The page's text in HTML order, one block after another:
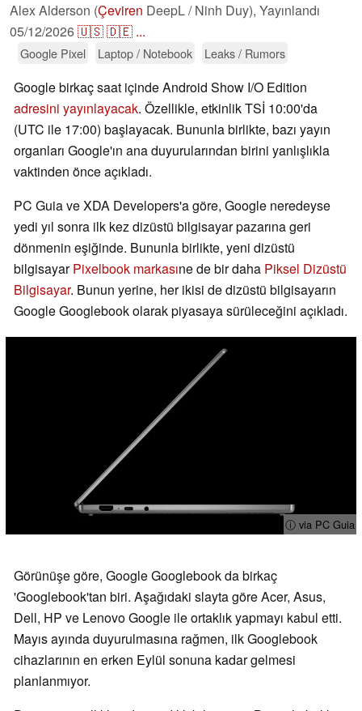
Alex Alderson (Çeviren DeepL / Ninh Duy), Yayınlandı
05/12/2026🇺🇸🇩🇪 ...
Google Pixel Laptop / Notebook Leaks / Rumors
Google birkaç saat içinde Android Show I/O Edition
adresini yayınlayacak. Özellikle, etkinlik TSİ 10:00'da
(UTC ile 17:00) başlayacak. Bununla birlikte, bazı yayın
organları Google'ın ana duyurularından birini yanlışlıkla
vaktinden önce açıkladı.
PC Guia ve XDA Developers'a göre, Google neredeyse
yedi yıl sonra ilk kez dizüstü bilgisayar pazarına geri
dönmenin eşiğinde. Bununla birlikte, yeni dizüstü
bilgisayarPixelbook markasıne de bir daha Piksel Dizüstü
Bilgisayar. Bunun yerine, her ikisi de dizüstü bilgisayarın
Google Googlebook olarak piyasaya sürüleceğini açıkladı.
ⓘ via PC Guia
Görünüşe göre, Google Googlebook da birkaç
'Googlebook'tan biri. Aşağıdaki slayta göre Acer, Asus,
Dell, HP ve Lenovo Google ile ortaklık yapmayı kabul etti.
Mayıs ayında duyurulmasına rağmen, ilk Googlebook
cihazlarının en erken Eylül sonuna kadar gelmesi
planlanmıyor.